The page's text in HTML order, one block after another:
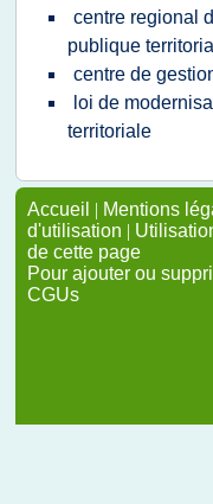
centre regional
publique
centre de
loi de
territoriale
Accueil | Mentions
d'utilisation |
de cette page
Pour ajouter ou
CGUs